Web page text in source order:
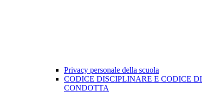
Privacy personale della scuola
CODICE DISCIPLINARE E CODICE DI
CONDOTTA